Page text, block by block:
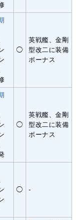
◯
英戦艦、金剛
型改二に装備
ボーナス
◯
英戦艦、金剛
型改二に装備
ボーナス
◯ -